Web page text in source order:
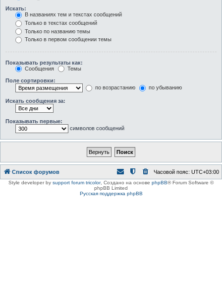
Искать:
В названиях тем и текстах сообщений
Только в текстах сообщений
Только по названию темы
Только в первом сообщении темы
Показывать результаты как:
Сообщения
Темы
Поле сортировки:
по возрастанию
по убыванию
Искать сообщения за:
Показывать первые:
символов сообщений
Список форумов Часовой пояс: UTC+03:00
Style developer by support forum tricolor, Создано на основе phpBB® Forum Software ©
phpBB Limited
Русская поддержка phpBB